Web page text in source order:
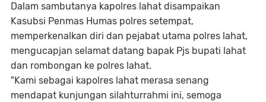
Dalam sambutanya kapolres lahat disampaikan
Kasubsi Penmas Humas polres setempat,
memperkenalkan diri dan pejabat utama polres lahat,
mengucapjan selamat datang bapak Pjs bupati lahat
dan rombongan ke polres lahat.
"Kami sebagai kapolres lahat merasa senang
mendapat kunjungan silahturrahmi ini, semoga